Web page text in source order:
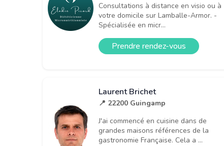
Consultations à distance en visio ou à
votre domicile sur Lamballe-Armor. -
Spécialisée en micr...
Prendre rendez-vous
Laurent Brichet
📍 22200 Guingamp
J'ai commencé en cuisine dans de
grandes maisons références de la
gastronomie Française. Cela a ...